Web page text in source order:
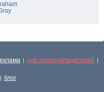
| для правообладателей |
| блог